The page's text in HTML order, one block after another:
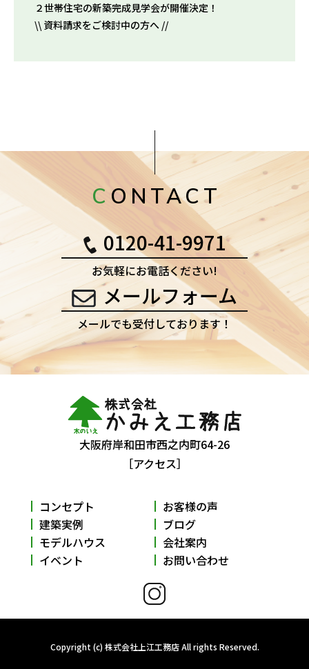
２世帯住宅の新築完成見学会が開催決定！
\\ 資料請求をご検討中の方へ //
CONTACT
0120-41-9971
お気軽にお電話ください!
メールフォーム
メールでも受付しております！
大阪府岸和田市西之内町64-26
［アクセス］
コンセプト
建築実例
モデルハウス
イベント
お客様の声
ブログ
会社案内
お問い合わせ
Copyright (c) 株式会社上江工務店 All rights Reserved.